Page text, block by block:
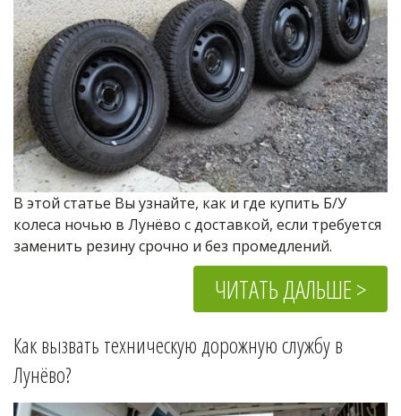
В этой статье Вы узнайте, как и где купить Б/У
колеса ночью в Лунёво с доставкой, если требуется
заменить резину срочно и без промедлений.
ЧИТАТЬ ДАЛЬШЕ >
Лунёво?